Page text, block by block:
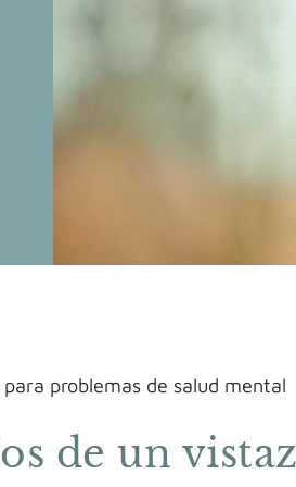
problemas de salud mental
de un